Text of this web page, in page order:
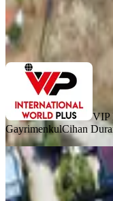
VIP Internatıonal World
Ara
VIP
GayrimenkulCihan